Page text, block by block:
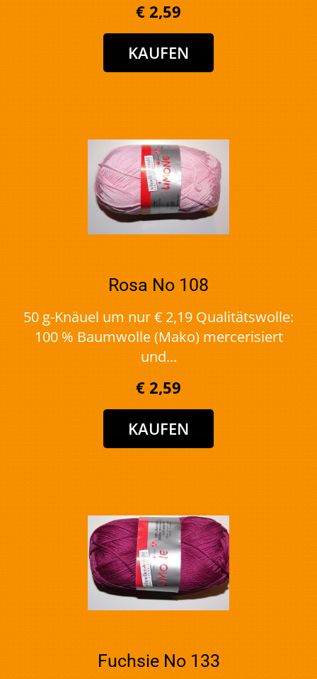
€ 2,59
Rosa No 108
50 g-Knäuel um nur € 2,19 Qualitätswolle:
100 % Baumwolle (Mako) mercerisiert
und...
€ 2,59
Fuchsie No 133